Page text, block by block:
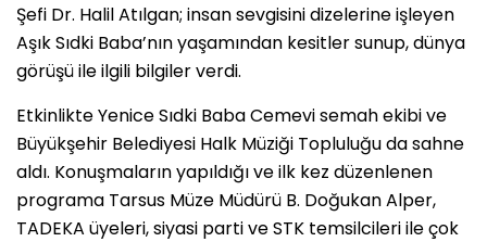
Şefi Dr. Halil Atılgan; insan sevgisini dizelerine işleyen
Aşık Sıdki Baba’nın yaşamından kesitler sunup, dünya
görüşü ile ilgili bilgiler verdi.
Etkinlikte Yenice Sıdki Baba Cemevi semah ekibi ve
Büyükşehir Belediyesi Halk Müziği Topluluğu da sahne
aldı. Konuşmaların yapıldığı ve ilk kez düzenlenen
programa Tarsus Müze Müdürü B. Doğukan Alper,
TADEKA üyeleri, siyasi parti ve STK temsilcileri ile çok